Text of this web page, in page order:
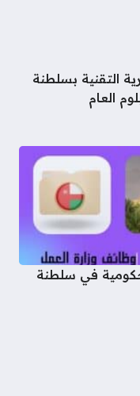
التقنية بسلطنة
في سلطنة